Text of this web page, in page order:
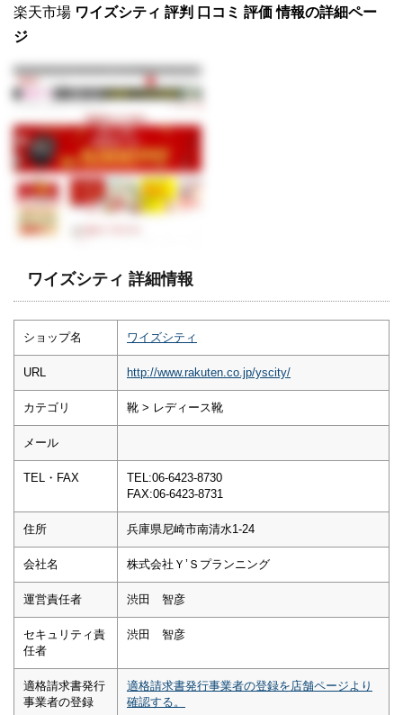
楽天市場 ワイズシティ 評判 口コミ 評価 情報の詳細ペー
ジ
ワイズシティ 詳細情報
ショップ名 ワイズシティ
URL http://www.rakuten.co.jp/yscity/
カテゴリ 靴 > レディース靴
メール
TEL・FAX
TEL:06-6423-8730
FAX:06-6423-8731
住所 兵庫県尼崎市南清水1-24
会社名 株式会社Ｙ’Ｓプランニング
運営責任者 渋田 智彦
セキュリティ責
任者
渋田 智彦
適格請求書発行
事業者の登録
適格請求書発行事業者の登録を店舗ページより
確認する。